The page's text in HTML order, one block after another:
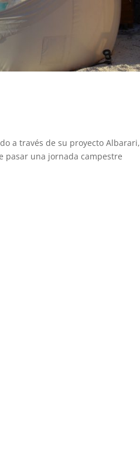
a través de su proyecto Albarari,
pasar una jornada campestre